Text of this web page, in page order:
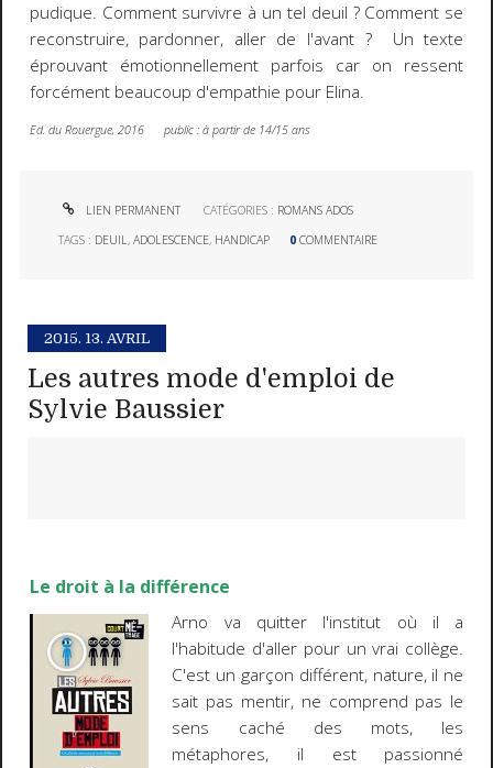
pudique. Comment survivre à un tel deuil ? Comment se
reconstruire, pardonner, aller de l'avant ? Un texte
éprouvant émotionnellement parfois car on ressent
forcément beaucoup d'empathie pour Elina.
Ed. du Rouergue, 2016 public : à partir de 14/15 ans
LIEN PERMANENT CATÉGORIES : ROMANS ADOS
TAGS : DEUIL,ADOLESCENCE, HANDICAP 0 COMMENTAIRE
2015. 13. AVRIL
Les autres mode d'emploi de
Sylvie Baussier
Le droit à la différence
Arno va quitter l'institut où il a
l'habitude d'aller pour un vrai collège.
C'est un garçon différent, nature, il ne
sait pas mentir, ne comprend pas le
sens caché des mots, les
métaphores, il est passionné